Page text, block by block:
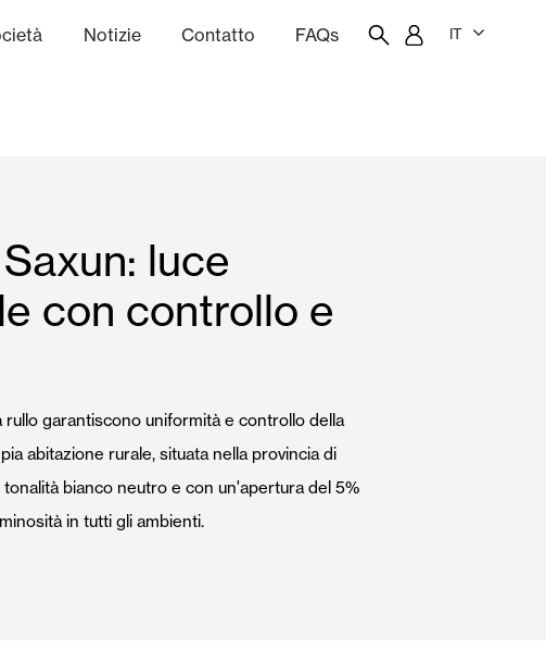
Porte Automatiche
Notizie Contatto FAQs IT
luce
con controllo e
rullo garantiscono uniformità e controllo della
abitazione rurale, situata nella provincia di
tonalità bianco neutro e con un'apertura del 5%
in tutti gli ambienti.